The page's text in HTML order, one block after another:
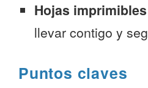
Hojas
llevar contigo y
Puntos claves